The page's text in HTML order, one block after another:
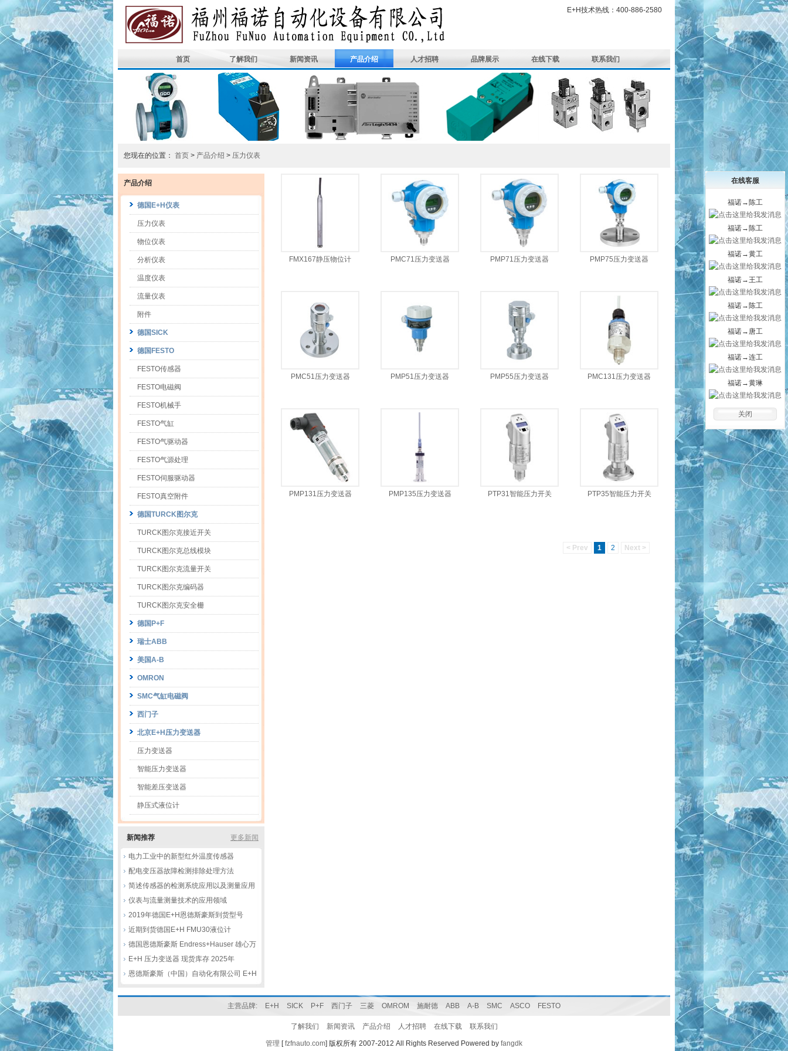
E+H技术热线：400-886-2580
首页 了解我们 新闻资讯 产品介绍 人才招聘 品牌展示 在线下载 联系我们
您现在的位置： 首页 > 产品介绍 > 压力仪表
产品介绍
德国E+H仪表
压力仪表
物位仪表
分析仪表
温度仪表
流量仪表
附件
德国SICK
德国FESTO
FESTO传感器
FESTO电磁阀
FESTO机械手
FESTO气缸
FESTO气驱动器
FESTO气源处理
FESTO伺服驱动器
FESTO真空附件
德国TURCK图尔克
TURCK图尔克接近开关
TURCK图尔克总线模块
TURCK图尔克流量开关
TURCK图尔克编码器
TURCK图尔克安全栅
德国P+F
瑞士ABB
美国A-B
OMRON
SMC气缸电磁阀
西门子
北京E+H压力变送器
压力变送器
智能压力变送器
智能差压变送器
静压式液位计
新闻推荐 更多新闻
电力工业中的新型红外温度传感器
配电变压器故障检测排除处理方法
简述传感器的检测系统应用以及测量应用
仪表与流量测量技术的应用领域
2019年德国E+H恩德斯豪斯到货型号
近期到货德国E+H FMU30液位计
CPS11D电极等
德国恩德斯豪斯 Endress+Hauser 雄心万
丈，2021再创佳绩
E+H 压力变送器 现货库存 2025年
恩德斯豪斯（中国）自动化有限公司 E+H
FMX167静压物位计 PMC71压力变送器 PMP71压力变送器 PMP75压力变送器
PMC51压力变送器 PMP51压力变送器 PMP55压力变送器 PMC131压力变送器
PMP131压力变送器 PMP135压力变送器 PTP31智能压力开关 PTP35智能压力开关
< Prev 1 2 Next >
主营品牌: E+H SICK P+F 西门子 三菱 OMROM 施耐德 ABB A-B SMC ASCO FESTO
了解我们 新闻资讯 产品介绍 人才招聘 在线下载 联系我们
管理 [fzfnauto.com] 版权所有 2007-2012 All Rights Reserved Powered by fangdk
在线客服
福诺→陈工
福诺→陈工
福诺→黄工
福诺→王工
福诺→陈工
福诺→唐工
福诺→连工
福诺→黄琳
关闭